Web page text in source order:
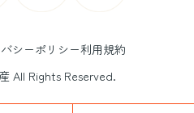
シーポリシー利用規約
All Rights Reserved.